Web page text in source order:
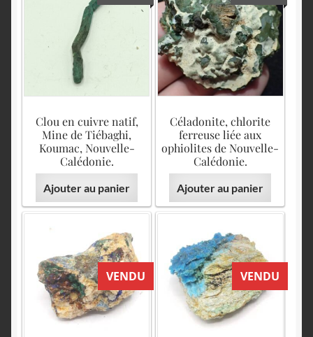
Clou en cuivre natif,
Mine de Tiébaghi,
Koumac, Nouvelle-
Calédonie.
Ajouter au panier
Céladonite, chlorite
ferreuse liée aux
ophiolites de Nouvelle-
Calédonie.
Ajouter au panier
VENDU VENDU